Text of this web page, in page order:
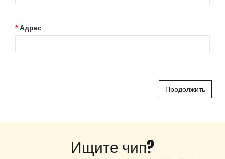
Адрес
Продолжить
Ищите чип?